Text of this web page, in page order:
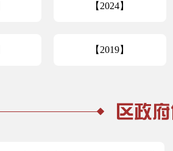
【2024】
【2019】